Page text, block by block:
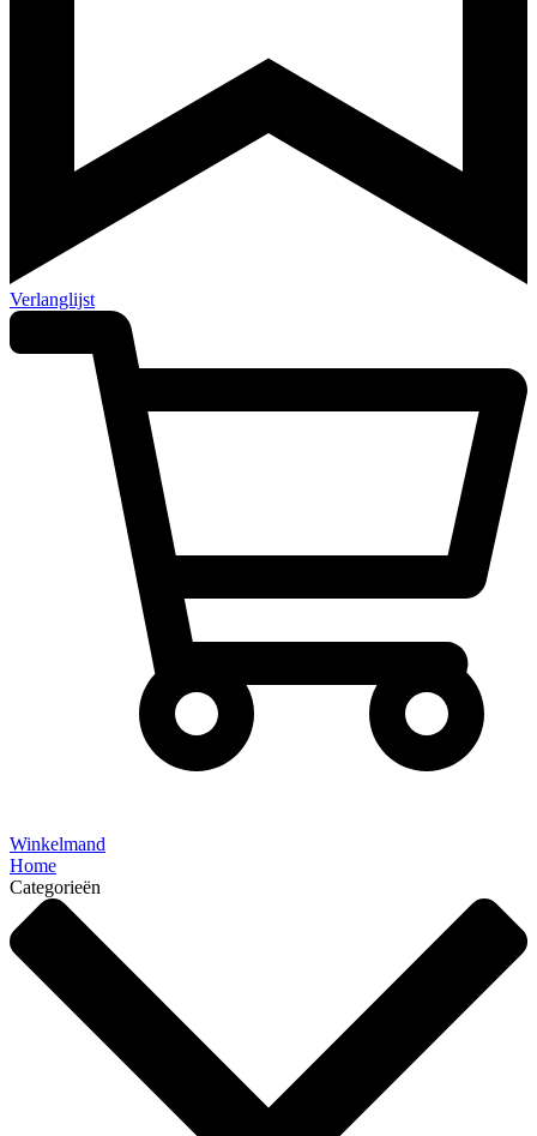
Verlanglijst
Winkelmand
Home
Categorieën